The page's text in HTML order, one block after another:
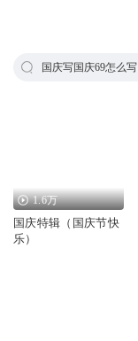
国庆写国庆69怎么写
1.6万
国庆特辑（国庆节快
乐）